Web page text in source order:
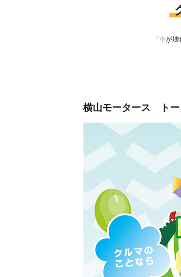
「車が
横山モータース ト